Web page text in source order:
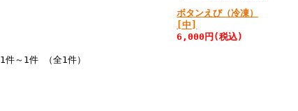
ボタンえび（冷凍）
[中]
6,000円(税込)
1件～1件 （全1件）